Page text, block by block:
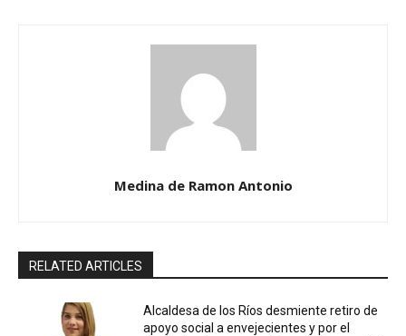
Medina de Ramon Antonio
RELATED ARTICLES
Alcaldesa de los Ríos desmiente retiro de
apoyo social a envejecientes y por el